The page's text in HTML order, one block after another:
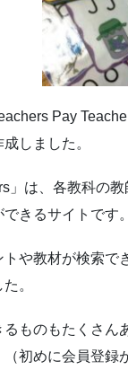
Pay
しました。
」は、各教科の
きるサイトです。
や教材が検索
。
ものもたくさん
初めに会員登録